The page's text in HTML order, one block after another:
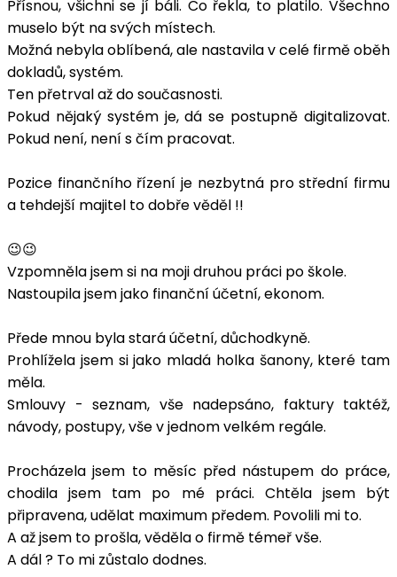
Přísnou, všichni se jí báli. Co řekla, to platilo. Všechno
muselo být na svých místech.
Možná nebyla oblíbená, ale nastavila v celé firmě oběh
dokladů, systém.
Ten přetrval až do současnosti.
Pokud nějaký systém je, dá se postupně digitalizovat.
Pokud není, není s čím pracovat.
Pozice finančního řízení je nezbytná pro střední firmu
a tehdejší majitel to dobře věděl !!
😉😉
Vzpomněla jsem si na moji druhou práci po škole.
Nastoupila jsem jako finanční účetní, ekonom.
Přede mnou byla stará účetní, důchodkyně.
Prohlížela jsem si jako mladá holka šanony, které tam
měla.
Smlouvy - seznam, vše nadepsáno, faktury taktéž,
návody, postupy, vše v jednom velkém regále.
Procházela jsem to měsíc před nástupem do práce,
chodila jsem tam po mé práci. Chtěla jsem být
připravena, udělat maximum předem. Povolili mi to.
A až jsem to prošla, věděla o firmě témeř vše.
A dál ? To mi zůstalo dodnes.